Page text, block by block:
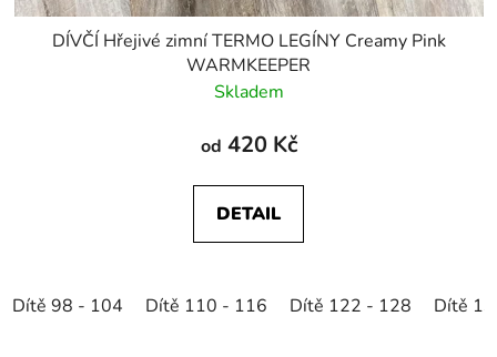
DÍVČÍ Hřejivé zimní TERMO LEGÍNY Creamy Pink
WARMKEEPER
Skladem
od 420 Kč
DETAIL
Dítě 98 - 104 Dítě 110 - 116 Dítě 122 - 128 Dítě